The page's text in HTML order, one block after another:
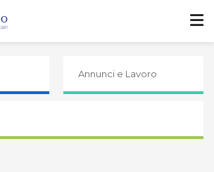
Annunci e Lavoro